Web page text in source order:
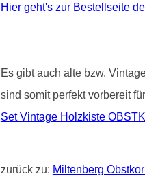
Hier geht's zur Bestellseite
Es gibt auch alte bzw.
sind somit perfekt vorbereit
Set Vintage Holzkiste
zurück zu: Miltenberg